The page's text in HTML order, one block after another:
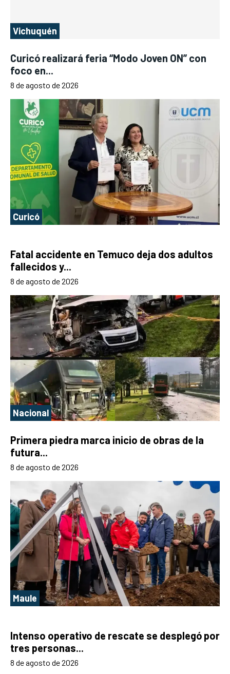
Vichuquén
Curicó realizará feria “Modo Joven ON” con
foco en...
8 de agosto de 2026
Curicó
Fatal accidente en Temuco deja dos adultos
fallecidos y...
8 de agosto de 2026
Nacional
Primera piedra marca inicio de obras de la
futura...
8 de agosto de 2026
Maule
Intenso operativo de rescate se desplegó por
tres personas...
8 de agosto de 2026